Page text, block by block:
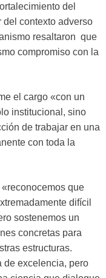
del
del contexto adverso
resaltaron que
compromiso con la
el cargo «con un
institucional, sino
de trabajar en una
con toda la
que
difícil
sostenemos un
concretas para
estructuras.
de excelencia, pero